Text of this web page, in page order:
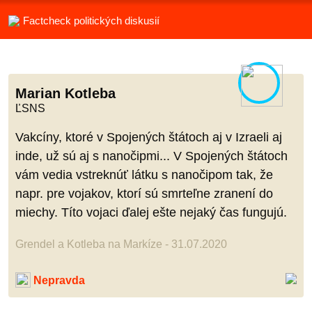
Factcheck politických diskusií
Marian Kotleba
ĽSNS
Vakcíny, ktoré v Spojených štátoch aj v Izraeli aj
inde, už sú aj s nanočipmi... V Spojených štátoch
vám vedia vstreknúť látku s nanočipom tak, že
napr. pre vojakov, ktorí sú smrteľne zranení do
miechy. Títo vojaci ďalej ešte nejaký čas fungujú.
Grendel a Kotleba na Markíze - 31.07.2020
Nepravda